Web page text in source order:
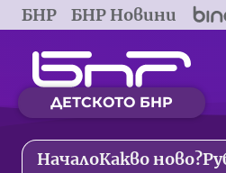
БНР БНР Новини
ДЕТСКОТО БНР
НачалоКакво ново?